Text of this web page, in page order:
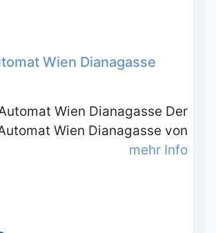
Wien Dianagasse
Wien Dianagasse Der
Wien Dianagasse von
mehr Info